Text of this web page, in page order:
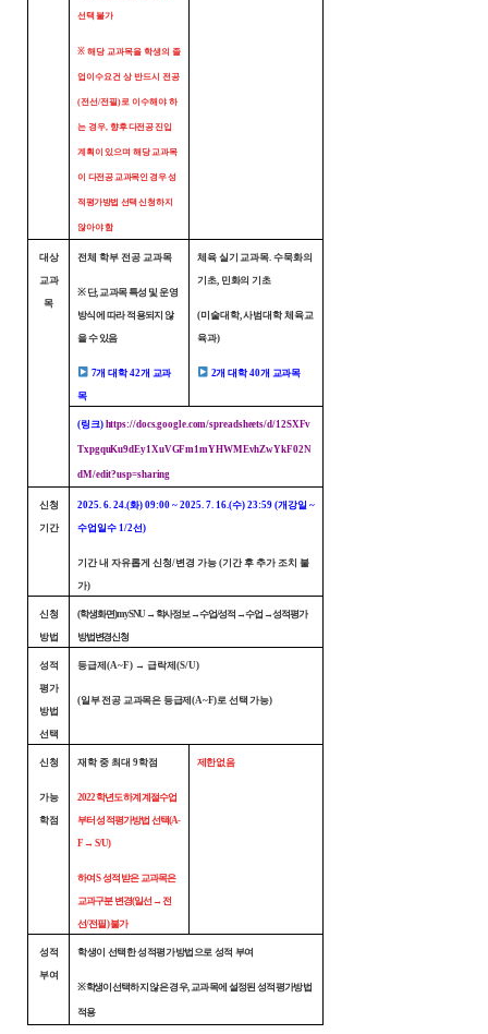
선택 불가
※해당 교과목을 학생의 졸
업이수요건 상 반드시 전공
(전선/전필)로 이수해야 하
는 경우, 향후 다전공진입
계획이 있으며 해당교과목
이 다전공 교과목인 경우 성
적평가방법 선택 신청하지
않아야 함
대상
교과
목
전체 학부 전공 교과목
※ 단, 교과목 특성 및 운영
방식에 따라 적용되지 않
을 수 있음
7개 대학 42개 교과
목
체육 실기 교과목. 수묵화의
기초, 민화의 기초
(미술대학, 사범대학 체육교
육과)
2개 대학 40개 교과목
(링크)https://docs.google.com/spreadsheets/d/12SXFv
TxpgquKu9dEy1XuVGFm1mYHWMEvhZwYkF02N
dM/edit?usp=sharing
신청
기간
2025. 6. 24.(화) 09:00 ~ 2025. 7. 16.(수) 23:59 (개강일 ~
수업일수 1/2선)
기간 내 자유롭게 신청/변경 가능 (기간 후 추가 조치 불
가)
신청
방법
(학생 화면) mySNU → 학사정보 → 수업/성적 → 수업 → 성적평가
방법변경신청
성적
평가
방법
선택
등급제(A~F) → 급락제(S/U)
(일부 전공 교과목은 등급제(A~F)로 선택 가능)
신청
가능
학점
재학 중 최대 9학점
2022학년도 하계계절수업
부터 성적평가방법 선택(A-
F → S/U)
하여 S 성적 받은 교과목은
교과구분 변경(일선→ 전
선/전필) 불가
제한 없음
성적
부여
학생이 선택한 성적평가방법으로 성적 부여
※ 학생이 선택하지 않은 경우, 교과목에 설정된 성적평가방법
적용